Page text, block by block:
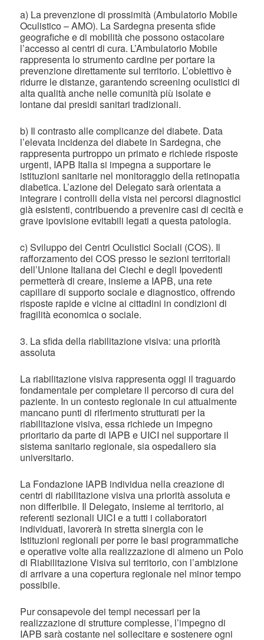
a) La prevenzione di prossimità (Ambulatorio Mobile
Oculistico – AMO). La Sardegna presenta sfide
geografiche e di mobilità che possono ostacolare
l’accesso ai centri di cura. L’Ambulatorio Mobile
rappresenta lo strumento cardine per portare la
prevenzione direttamente sul territorio. L’obiettivo è
ridurre le distanze, garantendo screening oculistici di
alta qualità anche nelle comunità più isolate e
lontane dai presidi sanitari tradizionali.
b) Il contrasto alle complicanze del diabete. Data
l’elevata incidenza del diabete in Sardegna, che
rappresenta purtroppo un primato e richiede risposte
urgenti, IAPB Italia si impegna a supportare le
istituzioni sanitarie nel monitoraggio della retinopatia
diabetica. L’azione del Delegato sarà orientata a
integrare i controlli della vista nei percorsi diagnostici
già esistenti, contribuendo a prevenire casi di cecità e
grave ipovisione evitabili legati a questa patologia.
c) Sviluppo dei Centri Oculistici Sociali (COS). Il
rafforzamento dei COS presso le sezioni territoriali
dell’Unione Italiana dei Ciechi e degli Ipovedenti
permetterà di creare, insieme a IAPB, una rete
capillare di supporto sociale e diagnostico, offrendo
risposte rapide e vicine ai cittadini in condizioni di
fragilità economica o sociale.
3. La sfida della riabilitazione visiva: una priorità
assoluta
La riabilitazione visiva rappresenta oggi il traguardo
fondamentale per completare il percorso di cura del
paziente. In un contesto regionale in cui attualmente
mancano punti di riferimento strutturati per la
riabilitazione visiva, essa richiede un impegno
prioritario da parte di IAPB e UICI nel supportare il
sistema sanitario regionale, sia ospedaliero sia
universitario.
La Fondazione IAPB individua nella creazione di
centri di riabilitazione visiva una priorità assoluta e
non differibile. Il Delegato, insieme al territorio, ai
referenti sezionali UICI e a tutti i collaboratori
individuati, lavorerà in stretta sinergia con le
Istituzioni regionali per porre le basi programmatiche
e operative volte alla realizzazione di almeno un Polo
di Riabilitazione Visiva sul territorio, con l’ambizione
di arrivare a una copertura regionale nel minor tempo
possibile.
Pur consapevole dei tempi necessari per la
realizzazione di strutture complesse, l’impegno di
IAPB sarà costante nel sollecitare e sostenere ogni